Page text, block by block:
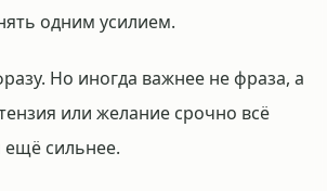
одним усилием.
Но иногда важнее не фраза, а
или желание срочно всё
ещё сильнее.